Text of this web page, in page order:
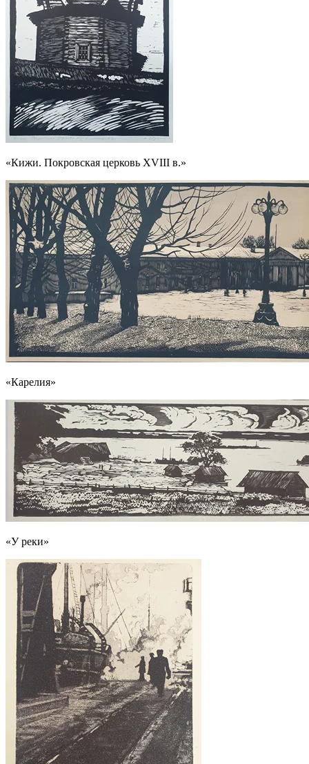
«Кижи. Покровская церковь XVIII в.»
«Карелия»
«У реки»